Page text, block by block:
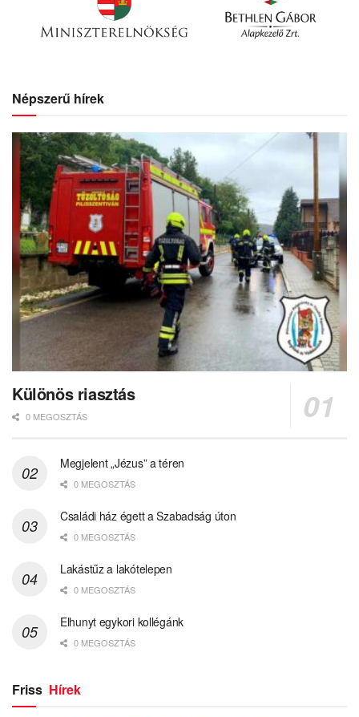
Népszerű hírek
Különös riasztás
0 MEGOSZTÁS
Megjelent „Jézus” a téren
0 MEGOSZTÁS
Családi ház égett a Szabadság úton
0 MEGOSZTÁS
Lakástűz a lakótelepen
0 MEGOSZTÁS
Elhunyt egykori kollégánk
0 MEGOSZTÁS
Friss Hírek